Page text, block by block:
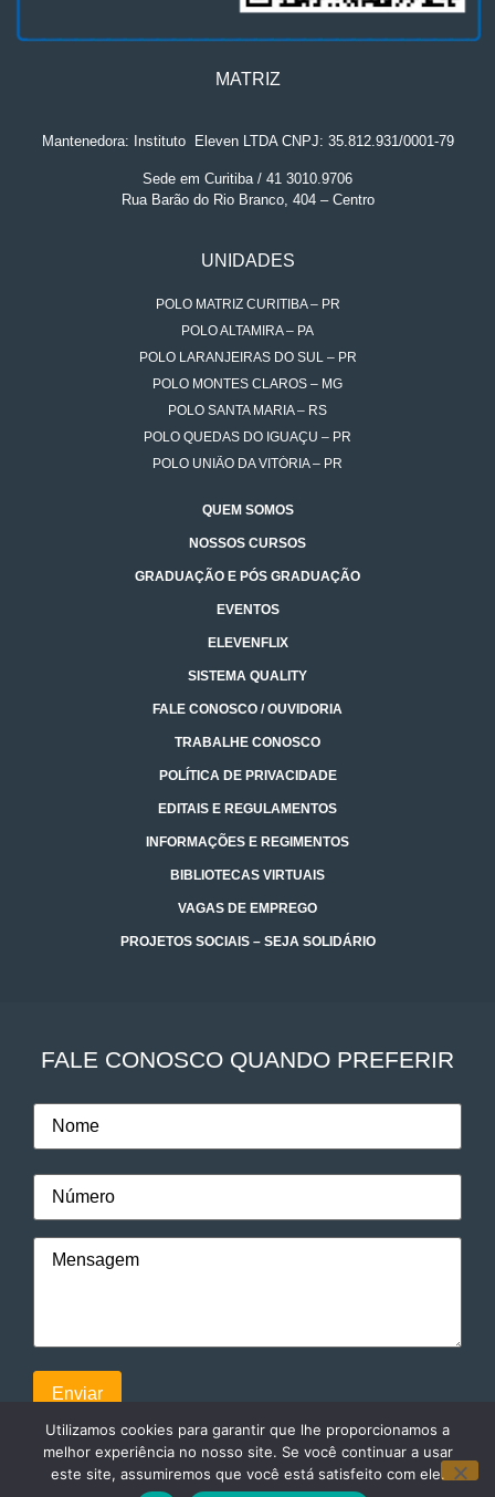
MATRIZ
Mantenedora: Instituto. Eleven LTDA CNPJ: 35.812.931/0001-79
Sede em Curitiba / 41 3010.9706
Rua Barão do Rio Branco, 404 – Centro
UNIDADES
POLO MATRIZ CURITIBA – PR
POLO ALTAMIRA – PA
POLO LARANJEIRAS DO SUL – PR
POLO MONTES CLAROS – MG
POLO SANTA MARIA – RS
POLO QUEDAS DO IGUAÇU – PR
POLO UNIÃO DA VITÓRIA – PR
QUEM SOMOS
NOSSOS CURSOS
GRADUAÇÃO E PÓS GRADUAÇÃO
EVENTOS
ELEVENFLIX
SISTEMA QUALITY
FALE CONOSCO / OUVIDORIA
TRABALHE CONOSCO
POLÍTICA DE PRIVACIDADE
EDITAIS E REGULAMENTOS
INFORMAÇÕES E REGIMENTOS
BIBLIOTECAS VIRTUAIS
VAGAS DE EMPREGO
PROJETOS SOCIAIS – SEJA SOLIDÁRIO
FALE CONOSCO QUANDO PREFERIR
Utilizamos cookies para garantir que lhe proporcionamos a
melhor experiência no nosso site. Se você continuar a usar
este site, assumiremos que você está satisfeito com ele.